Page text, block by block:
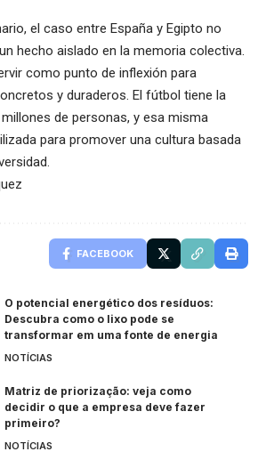
el caso entre España y Egipto no
hecho aislado en la memoria colectiva.
como punto de inflexión para
y duraderos. El fútbol tiene la
de personas, y esa misma
para promover una cultura basada
FACEBOOK
O potencial energético dos resíduos:
Descubra como o lixo pode se
transformar em uma fonte de energia
NOTÍCIAS
Matriz de priorização: veja como
decidir o que a empresa deve fazer
primeiro?
NOTÍCIAS